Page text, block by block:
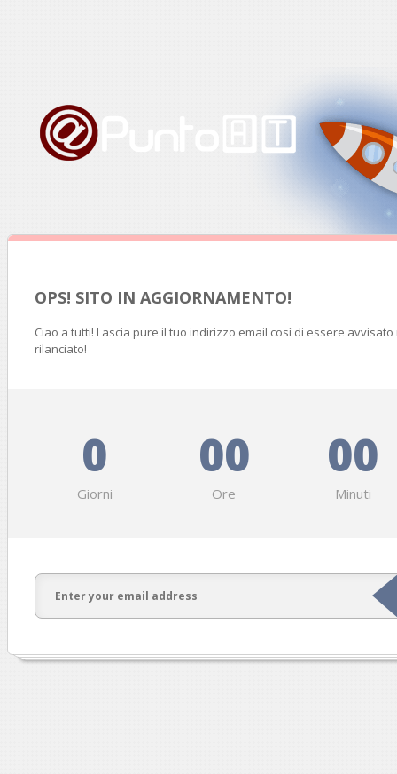
OPS! SITO IN AGGIORNAMENTO!
Ciao a tutti! Lascia pure il tuo indirizzo email così di essere
rilanciato!
0
Giorni
00
Ore
00
Minuti